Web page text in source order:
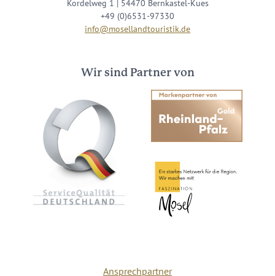
Kordelweg 1 | 54470 Bernkastel-Kues
+49 (0)6531-97330
info@mosellandtouristik.de
Wir sind Partner von
Ansprechpartner